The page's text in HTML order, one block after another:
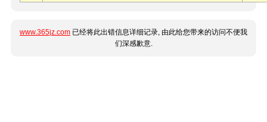
www.365jz.com 已经将此出错信息详细记录, 由此给您带来的访问不便我
们深感歉意.